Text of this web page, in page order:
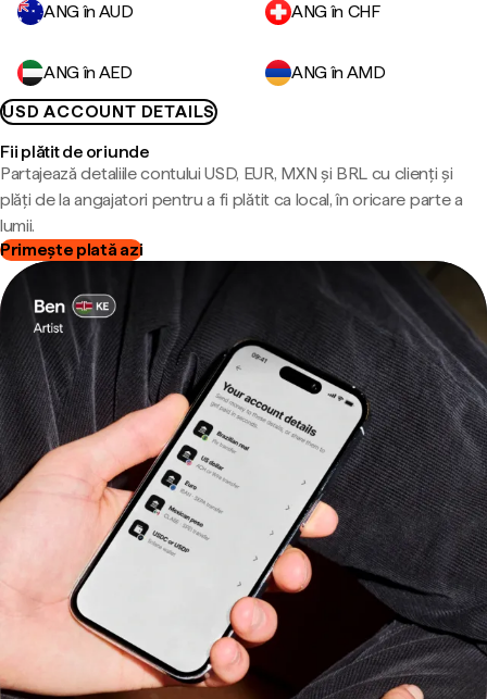
ANG în AUD ANG în CHF
ANG în AED
ANG în AMD
USD ACCOUNT DETAILS
Fii plătit de oriunde
Partajează detaliile contului USD, EUR, MXN și BRL cu clienți și
plăți de la angajatori pentru a fi plătit ca local, în oricare parte a
lumii.
Primește plată azi